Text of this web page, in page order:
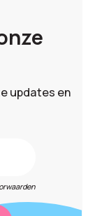
updates en